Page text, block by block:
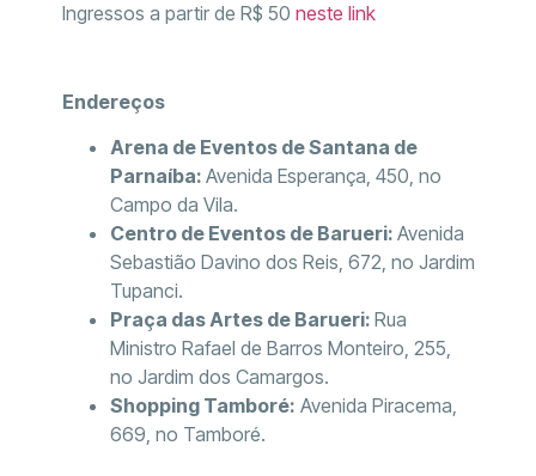
Ingressos a partir de R$ 50 neste link
Endereços
Arena de Eventos de Santana de
Parnaíba: Avenida Esperança, 450, no
Campo da Vila.
Centro de Eventos de Barueri: Avenida
Sebastião Davino dos Reis, 672, no Jardim
Tupanci.
Praça das Artes de Barueri: Rua
Ministro Rafael de Barros Monteiro, 255,
no Jardim dos Camargos.
Shopping Tamboré: Avenida Piracema,
669, no Tamboré.